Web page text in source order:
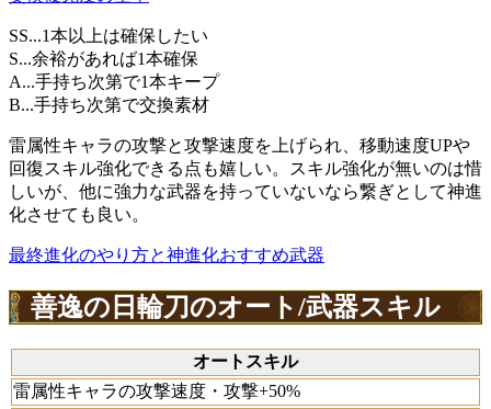
SS...1本以上は確保したい
S...余裕があれば1本確保
A...手持ち次第で1本キープ
B...手持ち次第で交換素材
雷属性キャラの攻撃と攻撃速度を上げられ、移動速度UPや
回復スキル強化できる点も嬉しい。スキル強化が無いのは惜
しいが、他に強力な武器を持っていないなら繋ぎとして神進
化させても良い。
最終進化のやり方と神進化おすすめ武器
善逸の日輪刀のオート/武器スキル
オートスキル
雷属性キャラの攻撃速度・攻撃+50%